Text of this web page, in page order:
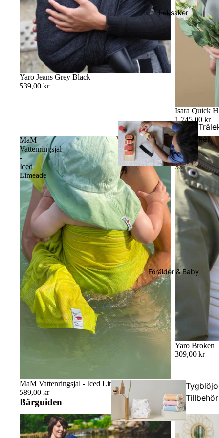
lar
Leksaker
ker
Docks
elar
Förälder & Baby
Tillbehör
Yaro Jeans Grey Black
539,00 kr
Isara Quick
1 745,00 kr
MaM
Vattenringsjal
-
Iced
Limeade
MaM Vattenringsjal - Iced Limeade
589,00 kr
Yaro
Broken
Twill
33
Yaro Broken
309,00 kr
Bärguiden
Badsjal: Räddningen för babysim, strandhäng
och duschstunder
Sitter
bekvämt